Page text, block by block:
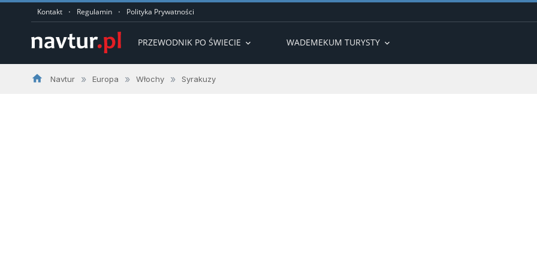
Kontakt · Regulamin · Polityka Prywatności
PRZEWODNIK PO ŚWIECIE expand_more WADEMEKUM TURYSTY expand_more
home Navtur » Europa » Włochy » Syrakuzy